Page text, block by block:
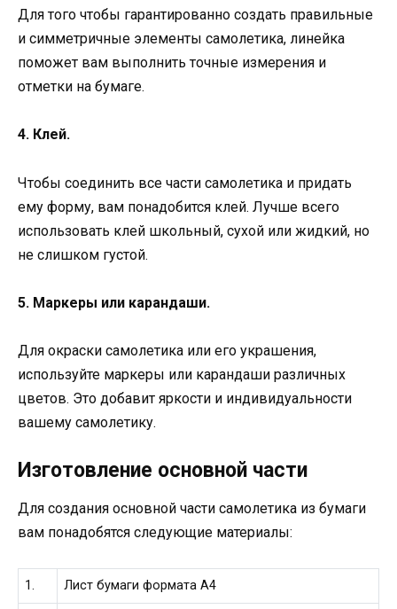
Для того чтобы гарантированно создать правильные
и симметричные элементы самолетика, линейка
поможет вам выполнить точные измерения и
отметки на бумаге.
4. Клей.
Чтобы соединить все части самолетика и придать
ему форму, вам понадобится клей. Лучше всего
использовать клей школьный, сухой или жидкий, но
не слишком густой.
5. Маркеры или карандаши.
Для окраски самолетика или его украшения,
используйте маркеры или карандаши различных
цветов. Это добавит яркости и индивидуальности
вашему самолетику.
Изготовление основной части
Для создания основной части самолетика из бумаги
вам понадобятся следующие материалы:
1. Лист бумаги формата А4